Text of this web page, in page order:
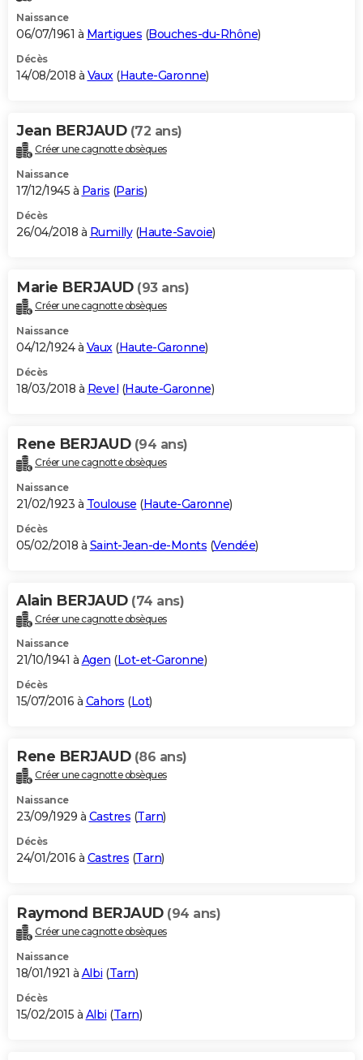
Naissance
06/07/1961 à Martigues (Bouches-du-Rhône)
Décès
14/08/2018 à Vaux(Haute-Garonne)
Jean BERJAUD (72 ans)
Créer une cagnotte obsèques
Naissance
17/12/1945 à Paris (Paris)
Décès
26/04/2018 à Rumilly(Haute-Savoie)
Marie BERJAUD (93 ans)
Créer une cagnotte obsèques
Naissance
04/12/1924 à Vaux(Haute-Garonne)
Décès
18/03/2018 à Revel (Haute-Garonne)
Rene BERJAUD (94 ans)
Créer une cagnotte obsèques
Naissance
21/02/1923 à Toulouse (Haute-Garonne)
Décès
05/02/2018 à Saint-Jean-de-Monts (Vendée)
Alain BERJAUD (74 ans)
Créer une cagnotte obsèques
Naissance
21/10/1941 à Agen (Lot-et-Garonne)
Décès
15/07/2016 à Cahors (Lot)
Rene BERJAUD (86 ans)
Créer une cagnotte obsèques
Naissance
23/09/1929 à Castres (Tarn)
Décès
24/01/2016 à Castres (Tarn)
Raymond BERJAUD (94 ans)
Créer une cagnotte obsèques
Naissance
18/01/1921 à Albi (Tarn)
Décès
15/02/2015 à Albi (Tarn)